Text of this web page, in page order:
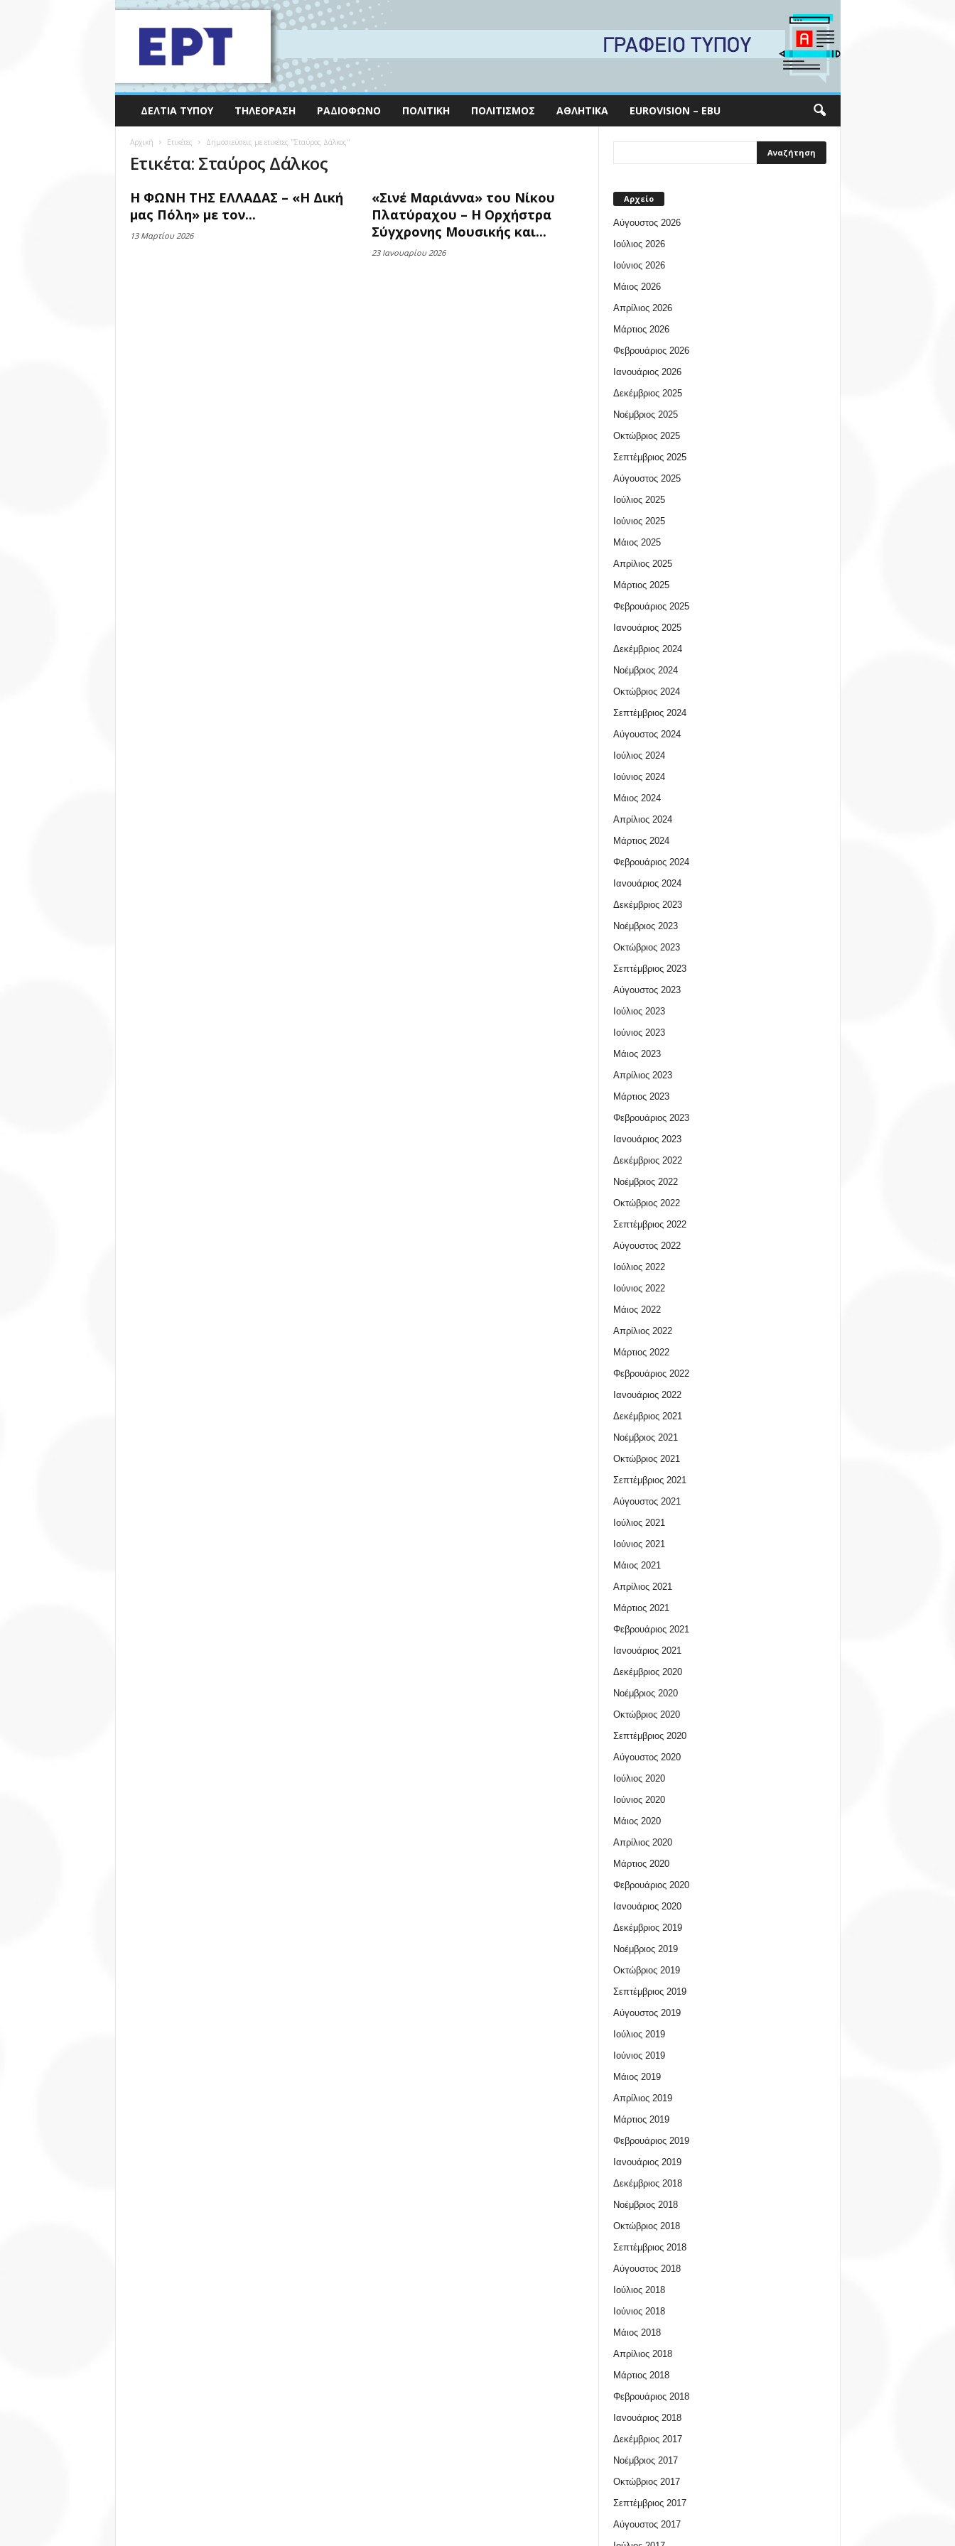
ΔΕΛΤΊΑ ΤΎΠΟΥ ΤΗΛΕΌΡΑΣΗ ΡΑΔΙΌΦΩΝΟ ΠΟΛΙΤΙΚΉ ΠΟΛΙΤΙΣΜΌΣ ΑΘΛΗΤΙΚΆ EUROVISION – EBU
Αρχική Ετικέτες Δημοσιεύσεις με ετικέτες "Σταύρος Δάλκος"
Ετικέτα: Σταύρος Δάλκος
Η ΦΩΝΗ ΤΗΣ ΕΛΛΑΔΑΣ – «Η Δική
μας Πόλη» με τον...
13 Μαρτίου 2026
«Σινέ Μαριάννα» του Νίκου
Πλατύραχου – Η Ορχήστρα
Σύγχρονης Μουσικής και...
23 Ιανουαρίου 2026
Αρχείο
Αύγουστος 2026
Ιούλιος 2026
Ιούνιος 2026
Μάιος 2026
Απρίλιος 2026
Μάρτιος 2026
Φεβρουάριος 2026
Ιανουάριος 2026
Δεκέμβριος 2025
Νοέμβριος 2025
Οκτώβριος 2025
Σεπτέμβριος 2025
Αύγουστος 2025
Ιούλιος 2025
Ιούνιος 2025
Μάιος 2025
Απρίλιος 2025
Μάρτιος 2025
Φεβρουάριος 2025
Ιανουάριος 2025
Δεκέμβριος 2024
Νοέμβριος 2024
Οκτώβριος 2024
Σεπτέμβριος 2024
Αύγουστος 2024
Ιούλιος 2024
Ιούνιος 2024
Μάιος 2024
Απρίλιος 2024
Μάρτιος 2024
Φεβρουάριος 2024
Ιανουάριος 2024
Δεκέμβριος 2023
Νοέμβριος 2023
Οκτώβριος 2023
Σεπτέμβριος 2023
Αύγουστος 2023
Ιούλιος 2023
Ιούνιος 2023
Μάιος 2023
Απρίλιος 2023
Μάρτιος 2023
Φεβρουάριος 2023
Ιανουάριος 2023
Δεκέμβριος 2022
Νοέμβριος 2022
Οκτώβριος 2022
Σεπτέμβριος 2022
Αύγουστος 2022
Ιούλιος 2022
Ιούνιος 2022
Μάιος 2022
Απρίλιος 2022
Μάρτιος 2022
Φεβρουάριος 2022
Ιανουάριος 2022
Δεκέμβριος 2021
Νοέμβριος 2021
Οκτώβριος 2021
Σεπτέμβριος 2021
Αύγουστος 2021
Ιούλιος 2021
Ιούνιος 2021
Μάιος 2021
Απρίλιος 2021
Μάρτιος 2021
Φεβρουάριος 2021
Ιανουάριος 2021
Δεκέμβριος 2020
Νοέμβριος 2020
Οκτώβριος 2020
Σεπτέμβριος 2020
Αύγουστος 2020
Ιούλιος 2020
Ιούνιος 2020
Μάιος 2020
Απρίλιος 2020
Μάρτιος 2020
Φεβρουάριος 2020
Ιανουάριος 2020
Δεκέμβριος 2019
Νοέμβριος 2019
Οκτώβριος 2019
Σεπτέμβριος 2019
Αύγουστος 2019
Ιούλιος 2019
Ιούνιος 2019
Μάιος 2019
Απρίλιος 2019
Μάρτιος 2019
Φεβρουάριος 2019
Ιανουάριος 2019
Δεκέμβριος 2018
Νοέμβριος 2018
Οκτώβριος 2018
Σεπτέμβριος 2018
Αύγουστος 2018
Ιούλιος 2018
Ιούνιος 2018
Μάιος 2018
Απρίλιος 2018
Μάρτιος 2018
Φεβρουάριος 2018
Ιανουάριος 2018
Δεκέμβριος 2017
Νοέμβριος 2017
Οκτώβριος 2017
Σεπτέμβριος 2017
Αύγουστος 2017